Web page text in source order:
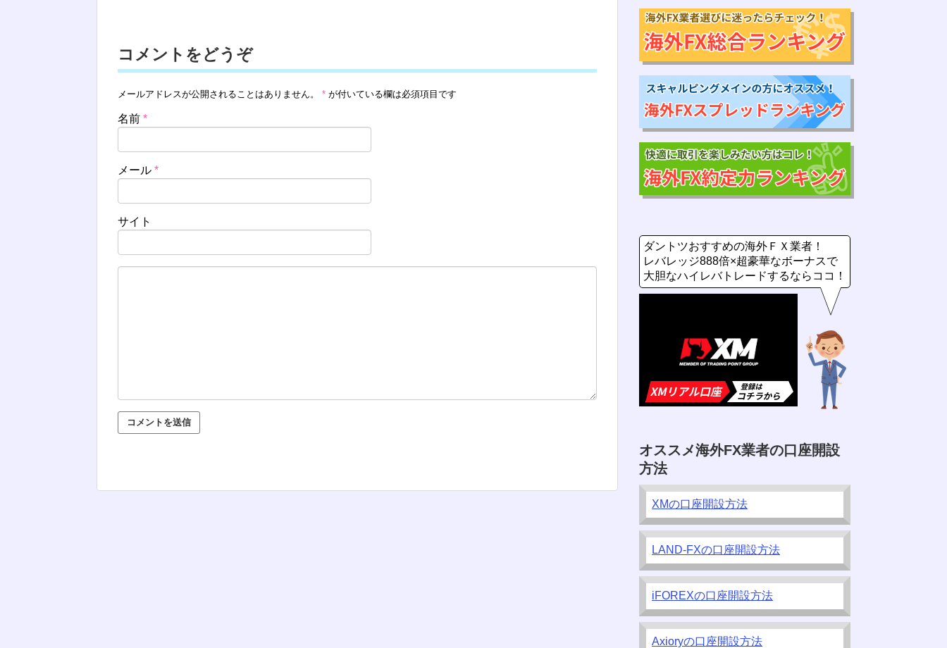
コメントをどうぞ
メールアドレスが公開されることはありません。 * が付いている欄は必須項目です
名前 *
メール *
サイト
ダントツおすすめの海外ＦＸ業者！
レバレッジ888倍×超豪華なボーナスで
大胆なハイレバトレードするならココ！
オススメ海外FX業者の口座開設
方法
XMの口座開設方法
LAND-FXの口座開設方法
iFOREXの口座開設方法
Axioryの口座開設方法